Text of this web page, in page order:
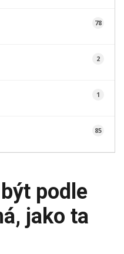
78
2
1
85
podle
jako ta